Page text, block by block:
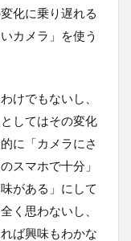
化に乗り遅れる
カメラ」を使う
けでもないし、
してはその変化
に「カメラにさ
スマホで十分」
がある」にして
く思わないし、
ば興味もわかな